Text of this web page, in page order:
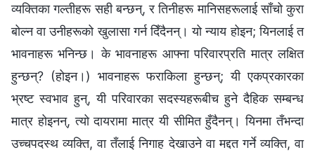
व्यक्तिका गल्तीहरू सही बन्छन्, र तिनीहरू मानिसहरूलाई साँचो कुरा
बोल्न वा उनीहरूको खुलासा गर्न दिँदैनन्। यो न्याय होइन; यिनलाई त
भावनाहरू भनिन्छ। के भावनाहरू आफ्ना परिवारप्रति मात्र लक्षित
हुन्छन्? (होइन।) भावनाहरू फराकिला हुन्छन्; यी एकप्रकारका
भ्रष्ट स्वभाव हुन्, यी परिवारका सदस्यहरूबीच हुने दैहिक सम्बन्ध
मात्र होइनन्, त्यो दायरामा मात्र यी सीमित हुँदैनन्। यिनमा तँभन्दा
उच्चपदस्थ व्यक्ति, वा तँलाई निगाह देखाउने वा मद्दत गर्ने व्यक्ति, वा